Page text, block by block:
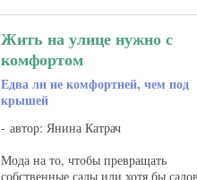
Жить на улице нужно с
комфортом
Едва ли не комфортней, чем под
крышей
автор: Янина Катрач
Мода на то, чтобы превращать
собственные сады или хотя бы